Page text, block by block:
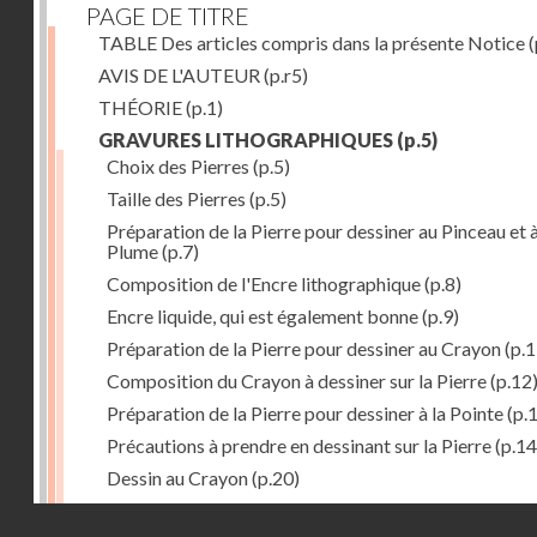
PAGE DE TITRE
TABLE Des articles compris dans la présente Notice
AVIS DE L'AUTEUR (p.r5)
THÉORIE(p.1)
GRAVURES LITHOGRAPHIQUES (p.5)
Choix des Pierres (p.5)
Taille des Pierres (p.5)
Préparation de la Pierre pour dessiner au Pinceau et
Plume(p.7)
Composition de l'Encre lithographique(p.8)
Encre liquide, qui est également bonne(p.9)
Préparation de la Pierre pour dessiner au Crayon
Composition du Crayon à dessiner sur la Pierre(p.12)
Préparation de la Pierre pour dessiner à la Pointe
Précautions à prendre en dessinant sur la Pierre
Dessin au Crayon(p.20)
Dessin à l'Encre(p.21)